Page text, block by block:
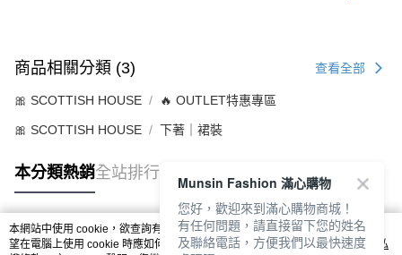
商品相關分類 (3) 查看全部
🎀 SCOTTISH HOUSE 🔥 OUTLET特惠專區
🎀 SCOTTISH HOUSE 下著｜裙裝
本分類熱銷全站排行
熱門標籤
本網站中使用 cookie，欲查詢有關本網站使用 cookie 方式之詳情，及若您不希
望在電腦上使用 cookie 時應如何變更電腦的 cookie 設定，請參閱本網站「
隱私
Munsin Fashion 滿心購物
您好，歡迎來到滿心購物商城！
有任何問題，請直接留下您的姓名
及聯絡電話，方便我們以最快速度